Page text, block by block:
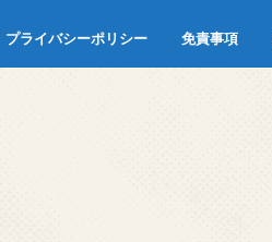
プライバシーポリシー 免責事項